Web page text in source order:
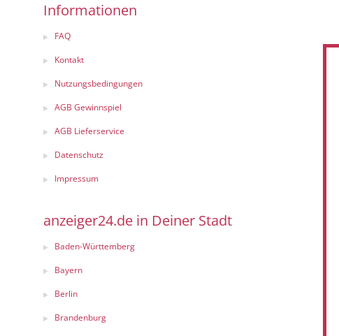
Informationen
FAQ
Kontakt
Nutzungsbedingungen
AGB Gewinnspiel
AGB Lieferservice
Datenschutz
Impressum
anzeiger24.de in Deiner Stadt
Baden-Württemberg
Bayern
Berlin
Brandenburg